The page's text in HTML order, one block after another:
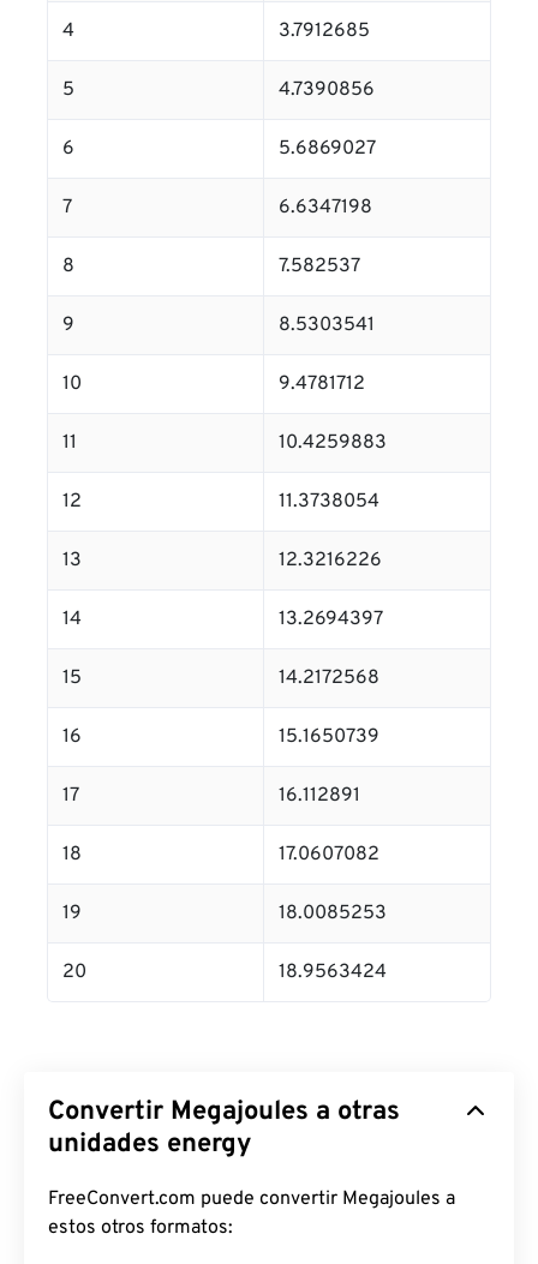
4 3.7912685
5 4.7390856
6 5.6869027
7 6.6347198
8 7.582537
9 8.5303541
10 9.4781712
11 10.4259883
12 11.3738054
13 12.3216226
14 13.2694397
15 14.2172568
16 15.1650739
17 16.112891
18 17.0607082
19 18.0085253
20 18.9563424
Convertir Megajoules a otras
unidades energy
FreeConvert.com puede convertir Megajoules a
estos otros formatos: